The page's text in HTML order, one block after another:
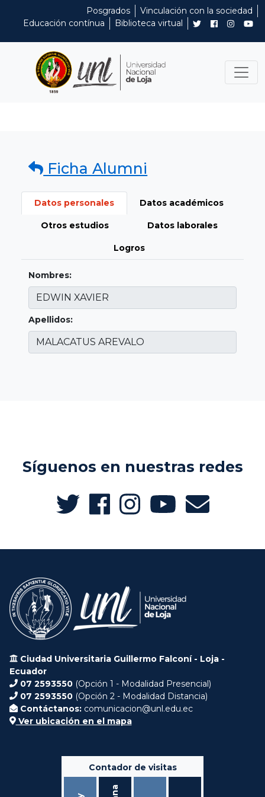
Posgrados
Vinculación con la sociedad
Educación contínua
Biblioteca virtual
Ficha Alumni
Datos personales Datos académicos
Otros estudios Datos laborales
Logros
Nombres:
Apellidos:
Síguenos en nuestras redes
Ciudad Universitaria Guillermo Falconí - Loja -
Ecuador
07 2593550 (Opción 1 - Modalidad Presencial)
07 2593550 (Opción 2 - Modalidad Distancia)
Contáctanos: comunicacion@unl.edu.ec
Ver ubicación en el mapa
Contador de visitas